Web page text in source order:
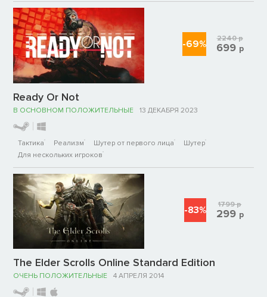
Ready Or Not
В ОСНОВНОМ ПОЛОЖИТЕЛЬНЫЕ 13 ДЕКАБРЯ 2023
Тактика Реализм Шутер от первого лица
Шутер
Для нескольких игроков
-69% 2240р
699 р
The Elder Scrolls Online Standard Edition
ОЧЕНЬ ПОЛОЖИТЕЛЬНЫЕ 4 АПРЕЛЯ 2014
-83% 1799р
299 р